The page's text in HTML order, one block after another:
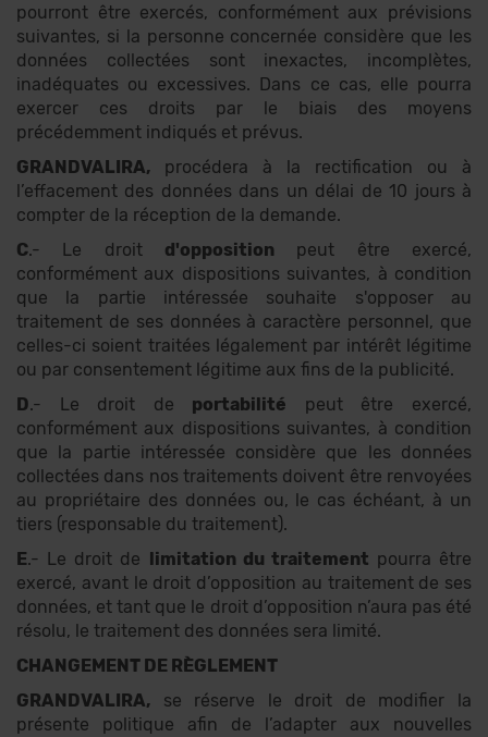
pourront être exercés, conformément aux prévisions
suivantes, si la personne concernée considère que les
données collectées sont inexactes, incomplètes,
inadéquates ou excessives. Dans ce cas, elle pourra
exercer ces droits par le biais des moyens
précédemment indiqués et prévus.
GRANDVALIRA, procédera à la rectification ou à
l’effacement des données dans un délai de 10 jours à
compter de la réception de la demande.
C.- Le droit d'opposition peut être exercé,
conformément aux dispositions suivantes, à condition
que la partie intéressée souhaite s'opposer au
traitement de ses données à caractère personnel, que
celles-ci soient traitées légalement par intérêt légitime
ou par consentement légitime aux fins de la publicité.
D.- Le droit de portabilité peut être exercé,
conformément aux dispositions suivantes, à condition
que la partie intéressée considère que les données
collectées dans nos traitements doivent être renvoyées
au propriétaire des données ou, le cas échéant, à un
tiers (responsable du traitement).
E.- Le droit de limitation du traitement pourra être
exercé, avant le droit d’opposition au traitement de ses
données, et tant que le droit d’opposition n’aura pas été
résolu, le traitement des données sera limité.
CHANGEMENT DE RÈGLEMENT
GRANDVALIRA, se réserve le droit de modifier la
présente politique afin de l’adapter aux nouvelles